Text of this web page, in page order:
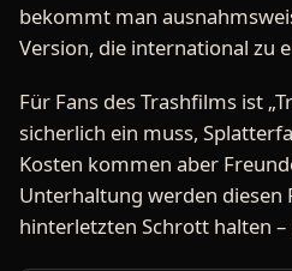
bekommt man
Version, die international zu
Für Fans des Trashfilms ist
sicherlich ein muss,
Kosten kommen aber
Unterhaltung werden diesen
hinterletzten Schrott halten –